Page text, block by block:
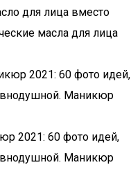
для лица вместо
масла для лица
2021: 60 фото идей,
Маникюр